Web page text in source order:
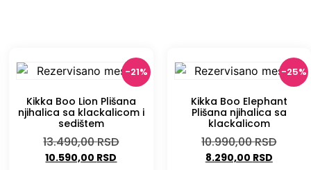
-21%
Kikka Boo Lion Plišana
njihalica sa klackalicom i
sedištem
13.490,00RSD
10.590,00 RSD
-25%
Kikka Boo Elephant
Plišana njihalica sa
klackalicom
10.990,00RSD
8.290,00 RSD